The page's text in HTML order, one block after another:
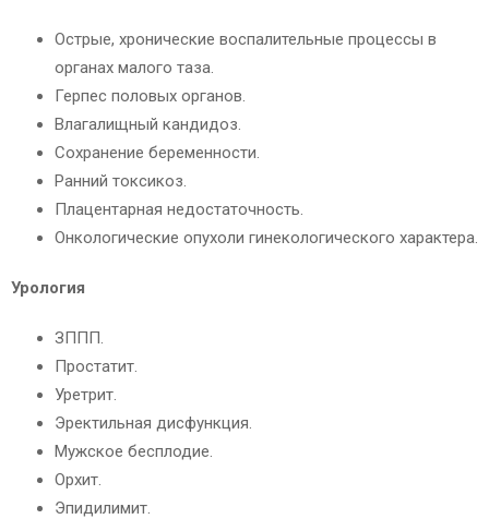
Острые, хронические воспалительные процессы в
органах малого таза.
Герпес половых органов.
Влагалищный кандидоз.
Сохранение беременности.
Ранний токсикоз.
Плацентарная недостаточность.
Онкологические опухоли гинекологического характера.
Урология
ЗППП.
Простатит.
Уретрит.
Эректильная дисфункция.
Мужское бесплодие.
Орхит.
Эпидилимит.